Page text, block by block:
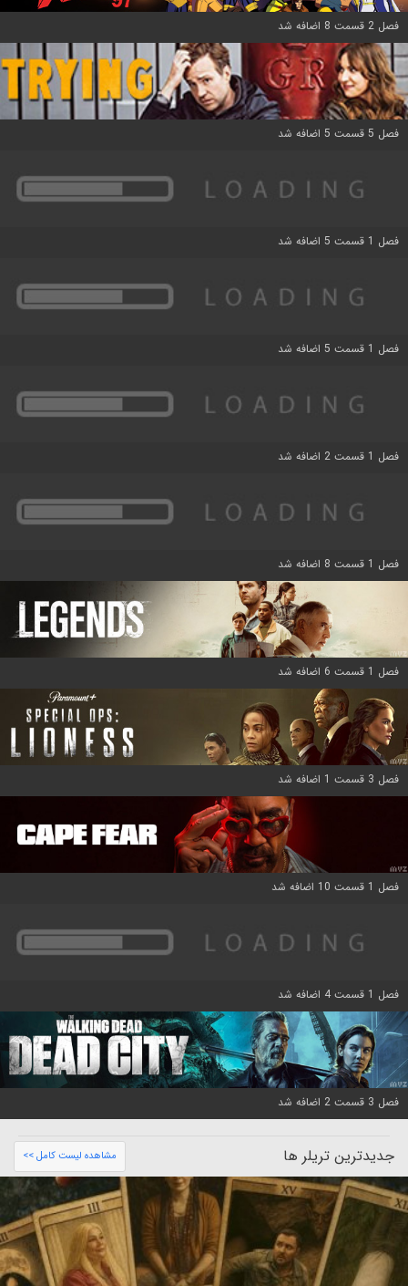
فصل 2 قسمت 8 اضافه شد
فصل 5 قسمت 5 اضافه شد
فصل 1 قسمت 5 اضافه شد
فصل 1 قسمت 5 اضافه شد
فصل 1 قسمت 2 اضافه شد
فصل 1 قسمت 8 اضافه شد
فصل 1 قسمت 6 اضافه شد
فصل 3 قسمت 1 اضافه شد
فصل 1 قسمت 10 اضافه شد
فصل 1 قسمت 4 اضافه شد
فصل 3 قسمت 2 اضافه شد
جدیدترین تریلر ها مشاهده لیست کامل >>